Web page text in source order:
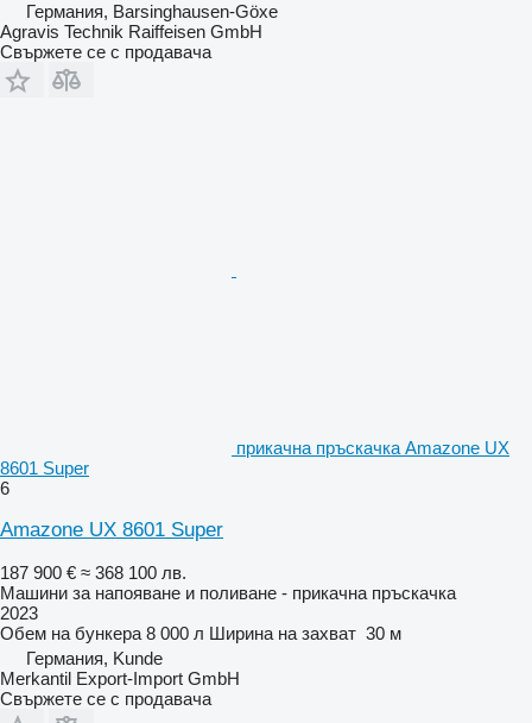
Германия, Barsinghausen-Göxe
Agravis Technik Raiffeisen GmbH
Свържете се с продавача
прикачна пръскачка Amazone UX
8601 Super
6
Amazone UX 8601 Super
187 900 € ≈ 368 100 лв.
Машини за напояване и поливане - прикачна пръскачка
2023
Обем на бункера 8 000 л Ширина на захват 30 м
Германия, Kunde
Merkantil Export-Import GmbH
Свържете се с продавача